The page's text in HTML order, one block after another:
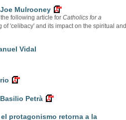
Mulrooney
following article for Catholics for a
of 'celibacy' and its impact on the spiritual and
Vidal
Petrà
protagonismo retorna a la